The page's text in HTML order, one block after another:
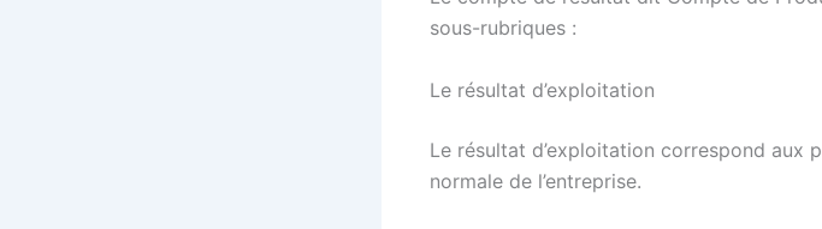
sous-rubriques :
Le résultat d’exploitation
Le résultat d’exploitation correspond aux
normale de l’entreprise.